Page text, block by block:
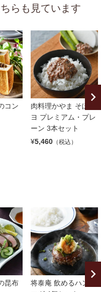
らも見ています
コン
肉料理かやま そぼマ
ヨ プレミアム・プレ
ーン 3本セット
¥5,460 （税込）
昆布
将泰庵 飲めるハンバ